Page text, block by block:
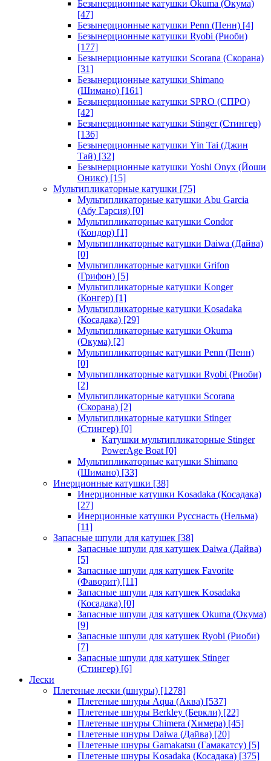
Безынерционные катушки Okuma (Окума)
[47]
Безынерционные катушки Penn (Пенн) [4]
Безынерционные катушки Ryobi (Риоби)
[177]
Безынерционные катушки Scorana (Скорана)
[31]
Безынерционные катушки Shimano
(Шимано) [161]
Безынерционные катушки SPRO (СПРО)
[42]
Безынерционные катушки Stinger (Стингер)
[136]
Безынерционные катушки Yin Tai (Джин
Тай) [32]
Безынерционные катушки Yoshi Onyx (Йоши
Оникс) [15]
Мультипликаторные катушки [75]
Мультипликаторные катушки Abu Garcia
(Абу Гарсия) [0]
Мультипликаторные катушки Condor
(Кондор) [1]
Мультипликаторные катушки Daiwa (Дайва)
[0]
Мультипликаторные катушки Grifon
(Грифон) [5]
Мультипликаторные катушки Konger
(Конгер) [1]
Мультипликаторные катушки Kosadaka
(Косадака) [29]
Мультипликаторные катушки Okuma
(Окума) [2]
Мультипликаторные катушки Penn (Пенн)
[0]
Мультипликаторные катушки Ryobi (Риоби)
[2]
Мультипликаторные катушки Scorana
(Скорана) [2]
Мультипликаторные катушки Stinger
(Стингер) [0]
Катушки мультипликаторные Stinger
PowerAge Boat [0]
Мультипликаторные катушки Shimano
(Шимано) [33]
Инерционные катушки [38]
Инерционные катушки Kosadaka (Косадака)
[27]
Инерционные катушки Русснасть (Нельма)
[11]
Запасные шпули для катушек [38]
Запасные шпули для катушек Daiwa (Дайва)
[5]
Запасные шпули для катушек Favorite
(Фаворит) [11]
Запасные шпули для катушек Kosadaka
(Косадака) [0]
Запасные шпули для катушек Okuma (Окума)
[9]
Запасные шпули для катушек Ryobi (Риоби)
[7]
Запасные шпули для катушек Stinger
(Стингер) [6]
Лески
Плетеные лески (шнуры) [1278]
Плетеные шнуры Aqua (Аква) [537]
Плетеные шнуры Berkley (Беркли) [22]
Плетеные шнуры Chimera (Химера) [45]
Плетеные шнуры Daiwa (Дайва) [20]
Плетеные шнуры Gamakatsu (Гамакатсу) [5]
Плетеные шнуры Kosadaka (Косадака) [375]